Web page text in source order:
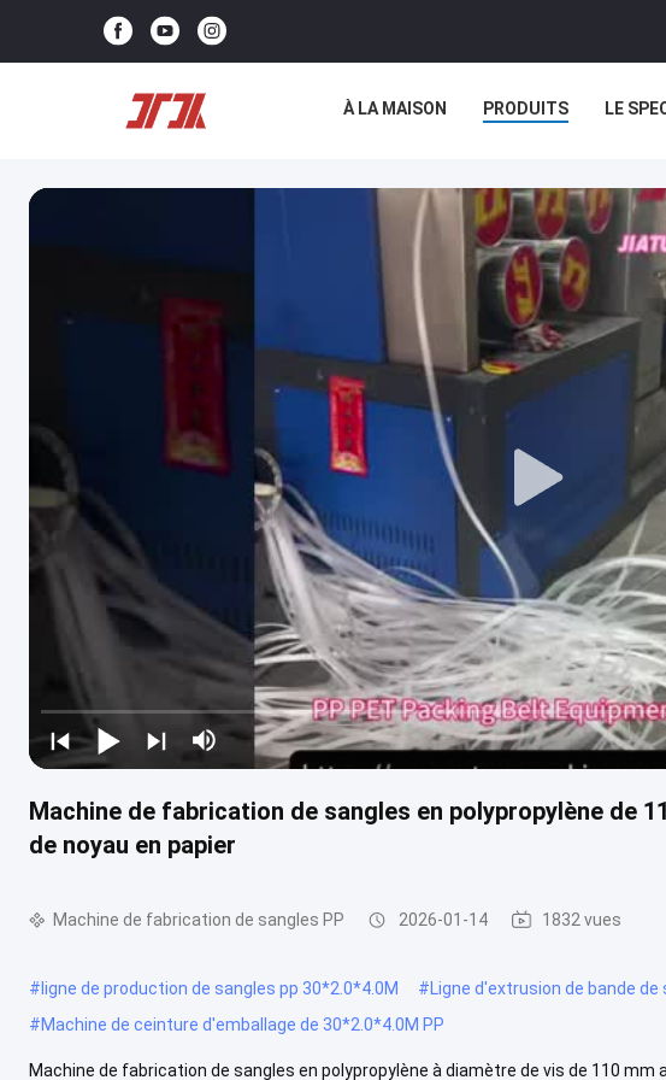
À LA MAISON PRODUITS LE
Machine de fabrication de sangles en polypropylène de
de noyau en papier
Machine de fabrication de sangles PP 2026-01-14 1832 vues
#ligne de production de sangles pp 30*2.0*4.0M #Ligne d'extrusion de bande de
#Machine de ceinture d'emballage de 30*2.0*4.0M PP
Machine de fabrication de sangles en polypropylène à diamètre de vis de 110